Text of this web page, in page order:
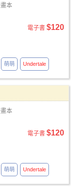
本
電子書 $120
萌萌 Undertale
本
電子書 $120
萌萌 Undertale